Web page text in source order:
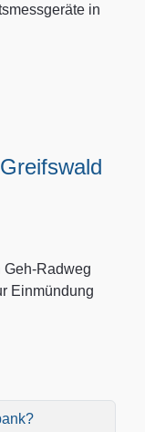
in
Geh-Radweg
Einmündung